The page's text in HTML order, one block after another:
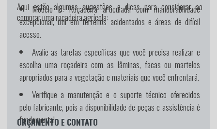
Modelo D:Roçadeira articulada com manobrabilidade
excepcional, útil em terrenos acidentados e áreas de difícil
acesso.
Aqui estão algumas sugestões e dicas para considerar ao
comprar uma roçadeira agrícola:
Avalie as tarefas específicas que você precisa realizar e
escolha uma roçadeira com as lâminas, facas ou martelos
apropriados para a vegetação e materiais que você enfrentará.
Verifique a manutenção e o suporte técnico oferecidos
pelo fabricante, pois a disponibilidade de peças e assistência é
fundamental.
ORÇAMENTO E CONTATO